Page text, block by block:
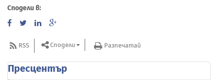
Сподели в:
RSS Сподели Разпечатай
Пресцентър